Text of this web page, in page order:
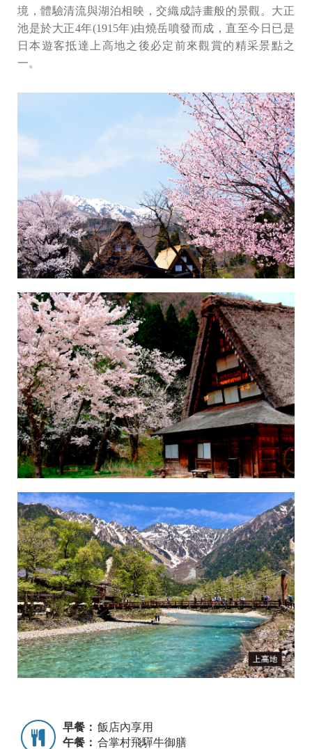
境，體驗清流與湖泊相映，交織成詩畫般的景觀。大正
池是於大正4年(1915年)由燒岳噴發而成，直至今日已是
日本遊客抵達上高地之後必定前來觀賞的精采景點之
一。
早餐： 飯店內享用
午餐： 合掌村飛驒牛御膳